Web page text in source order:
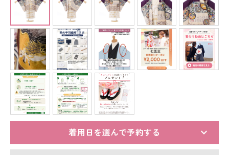
ジュニア洋装レンタル
ベビー洋装レンタル
紋付袴レンタル
留袖レンタル
男性礼装レンタル
着用日を選んで予約する